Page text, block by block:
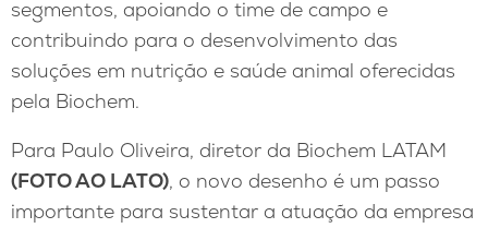
segmentos, apoiando o time de campo e
contribuindo para o desenvolvimento das
soluções em nutrição e saúde animal oferecidas
pela Biochem.
Para Paulo Oliveira, diretor da Biochem LATAM
(FOTO AO LATO), o novo desenho é um passo
importante para sustentar a atuação da empresa